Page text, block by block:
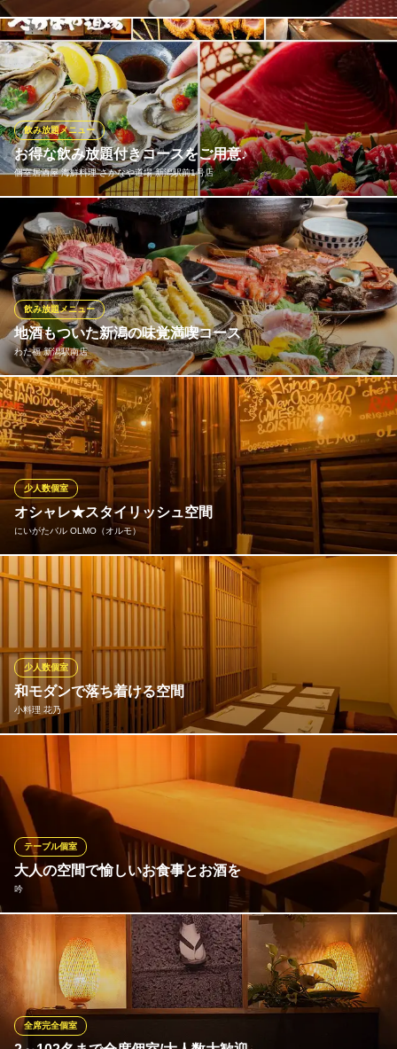
んめぇ魚と地酒のお店
ＪＲ新潟駅 徒歩5分
新潟県新潟市中央区弁天1-4-27 伊藤駅前ビル5F
2名様から最大33名様まで、全席掘りごたつ式の個室へご案内しま
す。 足を伸ばして寛げるため、ご年配の方や正座が苦手な方も安
心。 掛け軸が飾られた落ち着いた和空間で、ゆったりとお過ごし
ください。
ちょこざいや 伝
居酒屋
ＪＲ新潟駅 徒歩4分
新潟県新潟市中央区東大通1-7-2 村信ビル2F
お得な飲み放題付きコースをご用意♪
個室居酒屋 海鮮料理 さかなや道場 新潟駅前1号店
飲み放題メニュー
【飲み放題付きコース4000円(税込)～】料理に合わせてお飲み物
をお選びいただけるよう、当店では飲み放題メニューを種類豊富
にご用意しております。生ビールやハイボールの他、サワー・カ
クテル・焼酎・梅酒など豊富にご用意！飲み放題メニュー充実の
居酒屋なら、海鮮料理が自慢の「さかなや道場」へお越しくださ
い！
個室居酒屋 海鮮料理 さかなや道場 新潟駅前1号店
新潟 個室 海鮮居酒屋
ＪＲ新潟駅万代口 徒歩2分
新潟県新潟市中央区東大通1-1-16 堀川ビル1F・B1
地酒もついた新潟の味覚満喫コース
わた福 新潟駅南店
飲み放題メニュー
佐渡産鮮魚のお造りや新潟が誇る村上牛など、こだわりの味覚を
存分に堪能できる飲み放題付コースを各種ご用意しております。
ビールやハイボールなど定番のお酒をはじめ、地酒とともに楽し
めるプランは、同僚との飲み会やご宴会、出張・旅行など多彩な
シーンに最適です。新潟の味覚を心ゆくまでお楽しみください。
わた福 新潟駅南店
新潟駅近くの海鮮居酒屋
ＪＲ新潟駅 徒歩4分
新潟県新潟市中央区米山1-6-9 IBビル1F
オシャレ★スタイリッシュ空間
にいがたバル OLMO（オルモ）
少人数個室
【8名様用★ソファ席半個室】4名様～最大8名様までのソファ席半
個室を完備！合コンや少人数での飲み会、女子会などにもお使い
いただけます♪人気のお席となっておりますので、ご予約はお早め
しください♪
にいがたバル OLMO（オルモ）
けやき通りにいがたバル
ＪＲ新潟駅 徒歩6分
和モダンで落ち着ける空間
小料理 花乃
少人数個室
当店ではゆったりとくつろげるお座敷個室をご用意しておりま
す。ご友人や知人とのご宴会やお誘い合わせのご宴会などに最適
です。ゆったりとお寛ぎいただけるやすらぎの空間で、当店自慢
の逸品をごゆるりと満喫していただけます。ご宴会に最適なお料
理コースもご用意しておりますのでシーンにあわせてご利用くだ
さい。
新潟郷土料理居酒屋
ＪＲ新潟駅 徒歩6分
新潟県新潟市中央区笹口1-17-21
大人の空間で愉しいお食事とお酒を
吟
テーブル個室
ゆったりとお過ごしいただける個室席をご用意しております。テ
ーブル個室は4名様が2部屋、6名様が１部屋ございます。 ※また、
個室席は人気席の為、お早目のご予約がおススメです。※個室席に
ついては、個室代を一部屋2000円頂いております。但し、お一人
様8000円以上ご利用の場合は個室代を無料とさせていただきま
す。
全席完全個室